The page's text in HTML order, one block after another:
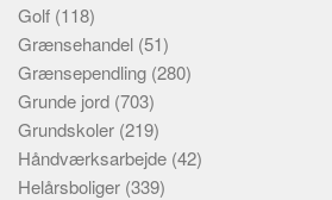
Golf (118)
Grænsehandel (51)
Grænsependling (280)
Grunde jord (703)
Grundskoler (219)
Håndværksarbejde (42)
Helårsboliger (339)